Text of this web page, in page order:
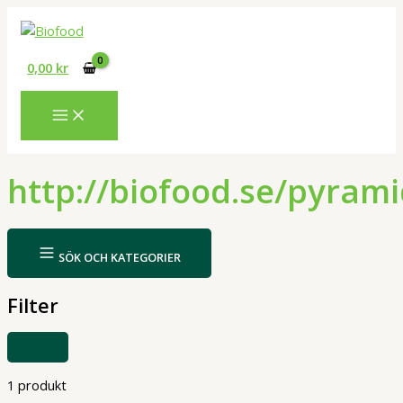
Hoppa
0,00 kr
http://biofood.se/
SÖK OCH KATEGORIER
Filter
ELLER
FILTER
1 produkt